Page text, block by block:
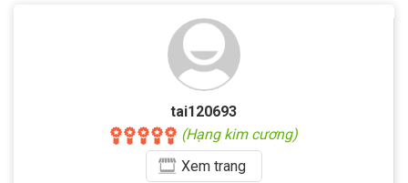
tai120693
(Hạng kim cương)
Xemtrang